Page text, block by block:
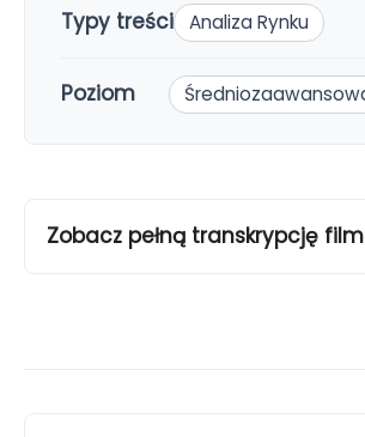
Typy treści Analiza Rynku
Poziom
Zobacz pełną transkrypcję